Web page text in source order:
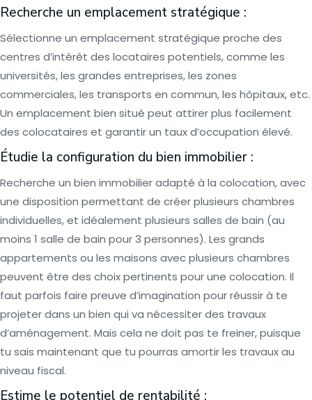
Recherche un emplacement stratégique :
Sélectionne un emplacement stratégique proche des
centres d’intérêt des locataires potentiels, comme les
universités, les grandes entreprises, les zones
commerciales, les transports en commun, les hôpitaux, etc.
Un emplacement bien situé peut attirer plus facilement
des colocataires et garantir un taux d’occupation élevé.
Étudie la configuration du bien immobilier :
Recherche un bien immobilier adapté à la colocation, avec
une disposition permettant de créer plusieurs chambres
individuelles, et idéalement plusieurs salles de bain (au
moins 1 salle de bain pour 3 personnes). Les grands
appartements ou les maisons avec plusieurs chambres
peuvent être des choix pertinents pour une colocation. Il
faut parfois faire preuve d’imagination pour réussir à te
projeter dans un bien qui va nécessiter des travaux
d’aménagement. Mais cela ne doit pas te freiner, puisque
tu sais maintenant que tu pourras amortir les travaux au
niveau fiscal.
Estime le potentiel de rentabilité :